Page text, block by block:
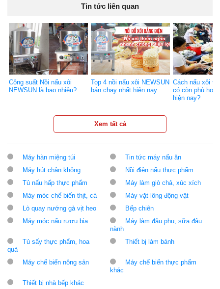
Tin tức liên quan
Công suất Nồi nấu xôi
NEWSUN là bao nhiêu?
Top 4 nồi nấu xôi NEWSUN
bán chạy nhất hiện nay
Cách nấu xôi
có còn phù
hiện nay?
Xem tất cả
Máy hàn miệng túi
Tin tức máy nấu ăn
Máy hút chân không
Nồi điện nấu thực phẩm
Tủ nấu hấp thực phẩm
Máy làm giò chả, xúc xích
Máy móc chế biến thịt, cá
Máy vặt lông động vật
Lò quay nướng gà vịt heo
Bếp chiên
Máy móc nấu rượu bia
Máy làm đậu phụ, sữa đậu
nành
Tủ sấy thực phẩm, hoa
quả
Thiết bị làm bánh
Máy chế biến nông sản
Máy chế biến thực phẩm
khác
Thiết bị nhà bếp khác